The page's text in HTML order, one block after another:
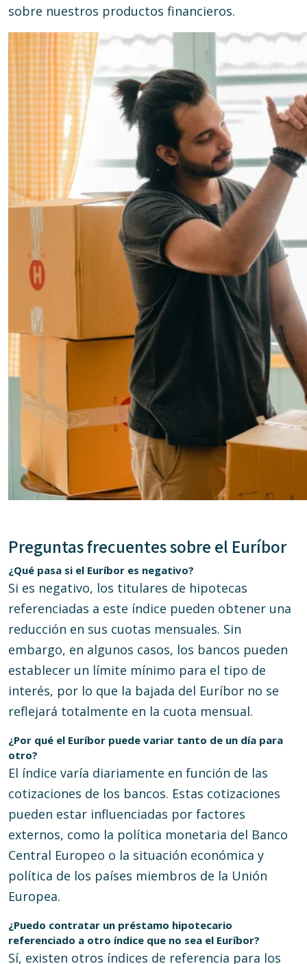
sobre nuestros productos financieros.
Preguntas frecuentes sobre el Euríbor
¿Qué pasa si el Euríbor es negativo?
Si es negativo, los titulares de hipotecas
referenciadas a este índice pueden obtener una
reducción en sus cuotas mensuales. Sin
embargo, en algunos casos, los bancos pueden
establecer un límite mínimo para el tipo de
interés, por lo que la bajada del Euríbor no se
reflejará totalmente en la cuota mensual.
¿Por qué el Euríbor puede variar tanto de un día para
otro?
El índice varía diariamente en función de las
cotizaciones de los bancos. Estas cotizaciones
pueden estar influenciadas por factores
externos, como la política monetaria del Banco
Central Europeo o la situación económica y
política de los países miembros de la Unión
Europea.
¿Puedo contratar un préstamo hipotecario
referenciado a otro índice que no sea el Euríbor?
Sí, existen otros índices de referencia para los